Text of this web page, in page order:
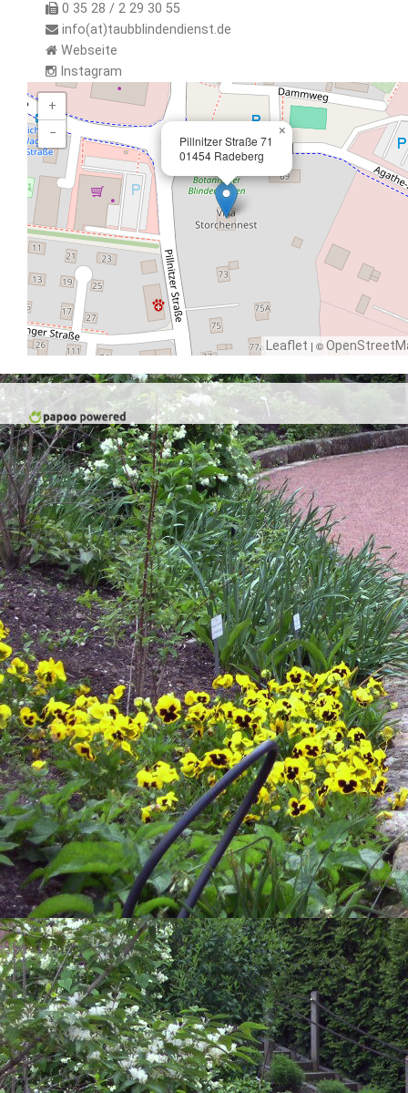
0 35 28 / 2 29 30 55
info(at)taubblindendienst.de
Webseite
Instagram
Pillnitzer Straße 71
01454 Radeberg
×
+
−
Leaflet | ©